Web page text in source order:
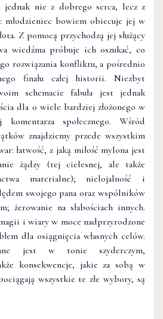
nie z dobrego serca, lecz z
młodzieniec bowiem obiecuje jej w
Z pomocą przychodzą jej służący
wiedźma próbuje ich oszukać, co
rozwiązania konfliktu, a pośrednio
finału całej historii. Niezbyt
schemacie fabuła jest jednak
dla o wiele bardziej złożonego w
komentarza społecznego. Wśród
znajdziemy przede wszystkim
łatwość, z jaką miłość mylona jest
żądzy (tej cielesnej, ale także
materialne); nielojalność i
swojego pana oraz wspólników
żerowanie na słabościach innych.
i wiary w moce nadprzyrodzone
dla osiągnięcia własnych celów.
jest w tonie szyderczym,
konsekwencje, jakie za sobą w
wszystkie te złe wybory, są